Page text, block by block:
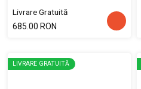
Livrare Gratuită
685.00 RON
LIVRARE GRATUITĂ